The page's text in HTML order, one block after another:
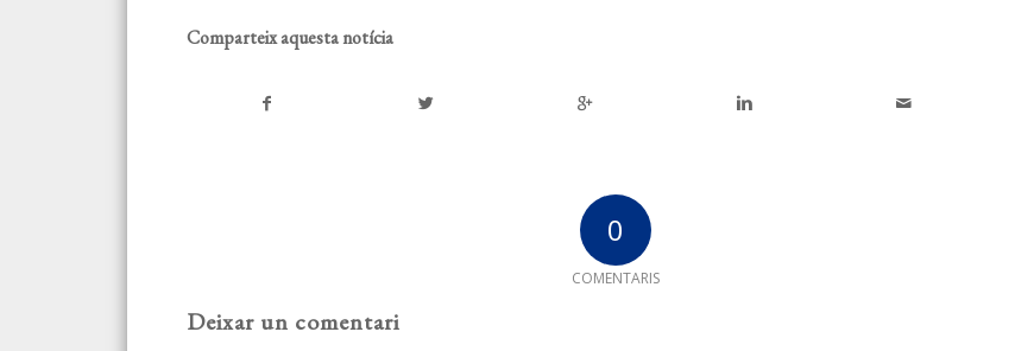
Comparteix aquesta notícia
0
COMENTARIS
Deixar un comentari